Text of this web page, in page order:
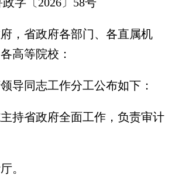
省政府各部门、各直属机
高等院校：
同志工作分工公布如下：
省政府全面工作，负责审计
。